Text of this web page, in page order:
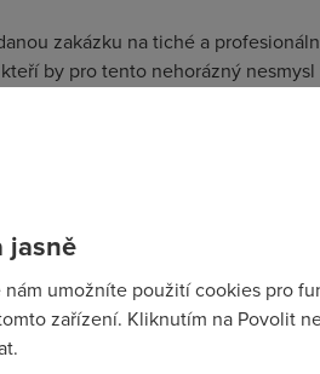
zakázku na tiché a
by pro tento nehorázný
komunisti.
jasně
umožníte použití cookies pro
zařízení. Kliknutím na Povolit